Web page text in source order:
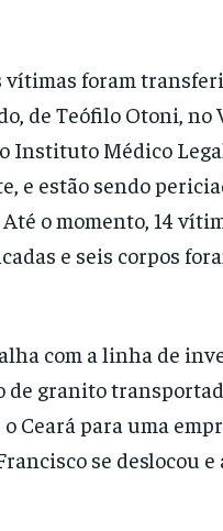
vítimas foram
de Teófilo Otoni, no
Instituto Médico
e estão sendo
o momento, 14
e seis corpos
com a linha de
de granito
Ceará para uma
se deslocou